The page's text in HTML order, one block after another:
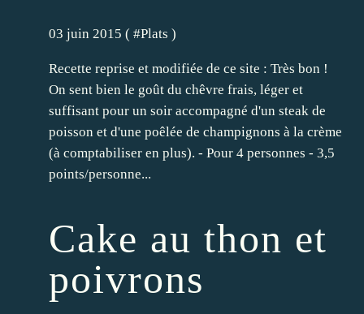
03 juin 2015 ( #Plats )
Recette reprise et modifiée de ce site : Très bon !
On sent bien le goût du chêvre frais, léger et
suffisant pour un soir accompagné d'un steak de
poisson et d'une poêlée de champignons à la crème
(à comptabiliser en plus). - Pour 4 personnes - 3,5
points/personne...
Cake au thon et
poivrons